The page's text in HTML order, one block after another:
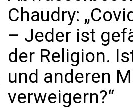
Chaudry:
– Jeder ist
der Religion.
und anderen
verweigern?“